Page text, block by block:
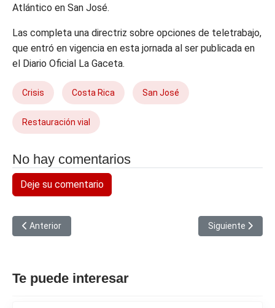
Atlántico en San José.
Las completa una directriz sobre opciones de teletrabajo,
que entró en vigencia en esta jornada al ser publicada en
el Diario Oficial La Gaceta.
Crisis Costa Rica San José
Restauración vial
No hay comentarios
Deje su comentario
Artículo anterior: Trump entre cortes en semana noticiosa de
Anterior Artículo
Siguiente
Te puede interesar